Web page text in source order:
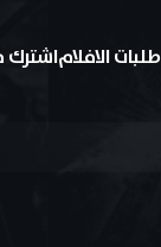
طلبات الافلاماشترك